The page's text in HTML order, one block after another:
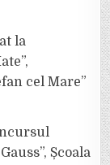
la
cel Mare”
Școala